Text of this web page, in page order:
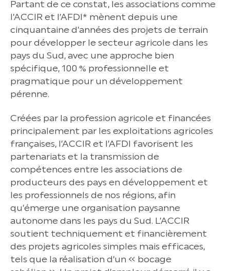
Partant de ce constat, les associations comme
l’ACCIR et l’AFDI* mènent depuis une
cinquantaine d’années des projets de terrain
pour développer le secteur agricole dans les
pays du Sud, avec une approche bien
spécifique, 100 % professionnelle et
pragmatique pour un développement
pérenne.
Créées par la profession agricole et financées
principalement par les exploitations agricoles
françaises, l’ACCIR et l’AFDI favorisent les
partenariats et la transmission de
compétences entre les associations de
producteurs des pays en développement et
les professionnels de nos régions, afin
qu’émerge une organisation paysanne
autonome dans les pays du Sud. L’ACCIR
soutient techniquement et financièrement
des projets agricoles simples mais efficaces,
tels que la réalisation d’un « bocage